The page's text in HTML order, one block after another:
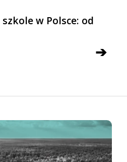
w Polsce: od
➔